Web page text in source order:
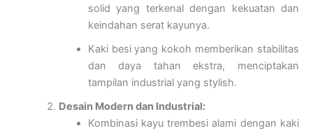
solid yang terkenal dengan kekuatan dan
keindahan serat kayunya.
Kaki besi yang kokoh memberikan stabilitas
dan daya tahan ekstra, menciptakan
tampilan industrial yang stylish.
Desain Modern dan Industrial:
Kombinasi kayu trembesi alami dengan kaki